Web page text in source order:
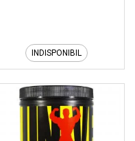
INDISPONIBIL